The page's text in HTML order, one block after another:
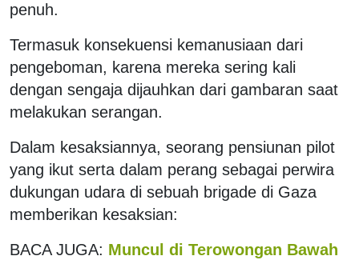
penuh.
Termasuk konsekuensi kemanusiaan dari
pengeboman, karena mereka sering kali
dengan sengaja dijauhkan dari gambaran saat
melakukan serangan.
Dalam kesaksiannya, seorang pensiunan pilot
yang ikut serta dalam perang sebagai perwira
dukungan udara di sebuah brigade di Gaza
memberikan kesaksian:
BACA JUGA: Muncul di Terowongan Bawah